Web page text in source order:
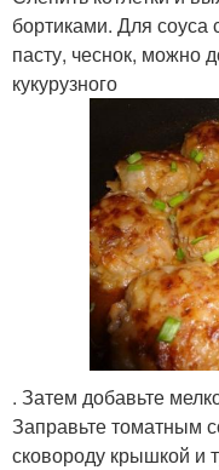
бортиками. Для
пасту, чеснок, можно
кукурузного
. Затем добавьте
Заправьте томатным
сковороду крышкой и